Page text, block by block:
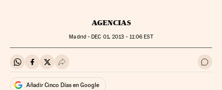
AGENCIAS
Madrid - DEC 01, 2013 - 11:06 EST
Compartir en Whatsapp
Compartir en Facebook
Compartir en Twitter
Desplegar Redes Sociales Ir a
Añadir Cinco Días en Google